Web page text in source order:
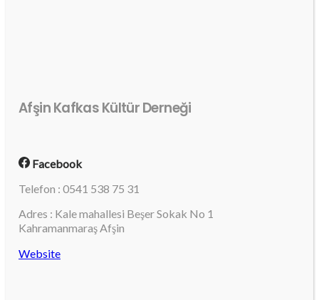
Afşin Kafkas Kültür Derneği
Facebook
Telefon : 0541 538 75 31
Adres : Kale mahallesi Beşer Sokak No 1
Kahramanmaraş Afşin
Website